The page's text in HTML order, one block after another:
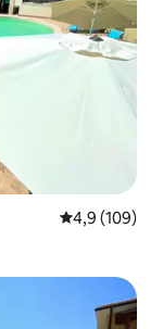
Prosječna
4,9 (109)